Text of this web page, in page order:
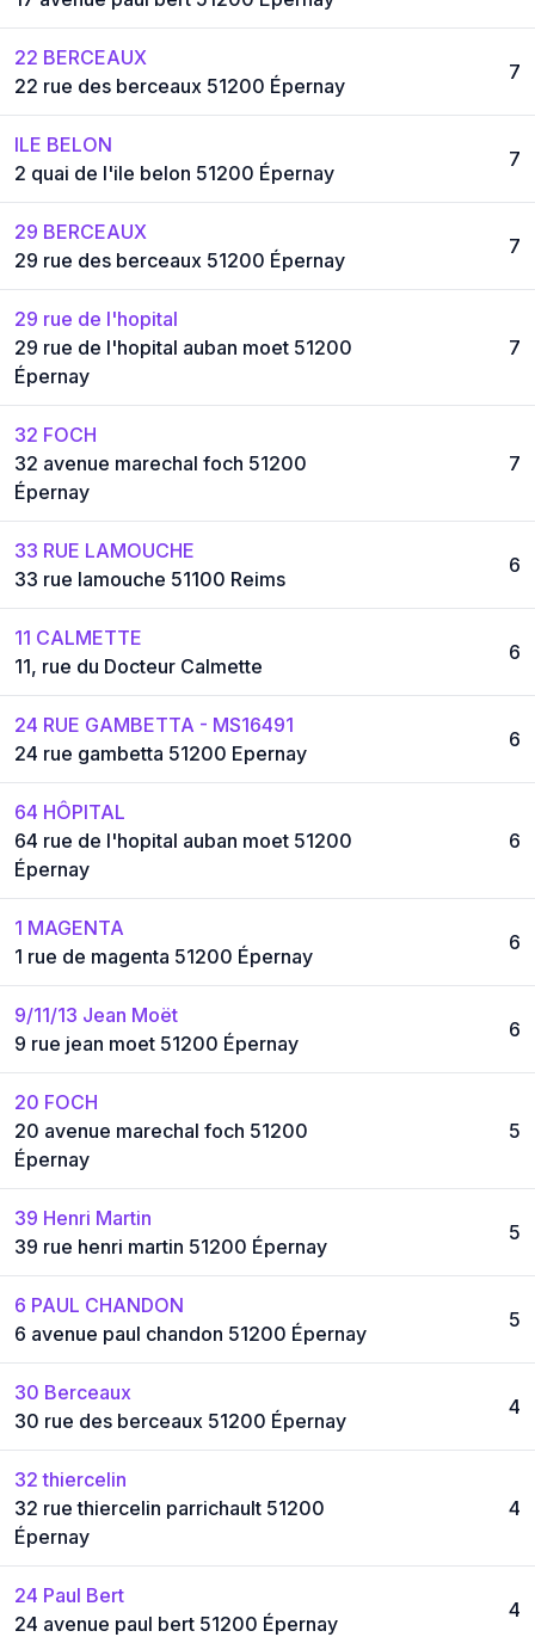
22 BERCEAUX
22 rue des berceaux 51200 Épernay
7
ILE BELON
2 quai de l'ile belon 51200 Épernay
7
29 BERCEAUX
29 rue des berceaux 51200 Épernay
7
29 rue de l'hopital
29 rue de l'hopital auban moet 51200
Épernay
7
32 FOCH
32 avenue marechal foch 51200
Épernay
7
33 RUE LAMOUCHE
33 rue lamouche 51100 Reims
6
11 CALMETTE
11, rue du Docteur Calmette
6
24 RUE GAMBETTA - MS16491
24 rue gambetta 51200 Epernay
6
64 HÔPITAL
64 rue de l'hopital auban moet 51200
Épernay
6
1 MAGENTA
1 rue de magenta 51200 Épernay
6
9/11/13 Jean Moët
9 rue jean moet 51200 Épernay
6
20 FOCH
20 avenue marechal foch 51200
Épernay
5
39 Henri Martin
39 rue henri martin 51200 Épernay
5
6 PAUL CHANDON
6 avenue paul chandon 51200 Épernay
5
30 Berceaux
30 rue des berceaux 51200 Épernay
4
32 thiercelin
32 rue thiercelin parrichault 51200
Épernay
4
24 Paul Bert
24 avenue paul bert 51200 Épernay
4